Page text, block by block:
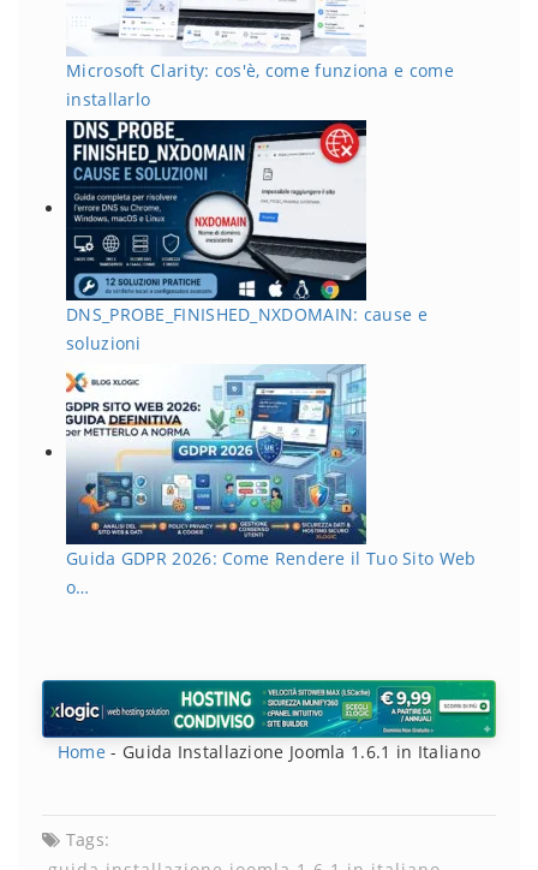
Microsoft Clarity: cos'è, come funziona e come
installarlo
DNS_PROBE_FINISHED_NXDOMAIN: cause e
soluzioni
Guida GDPR 2026: Come Rendere il Tuo Sito Web
o…
Home - Guida Installazione Joomla 1.6.1 in Italiano
Tags: